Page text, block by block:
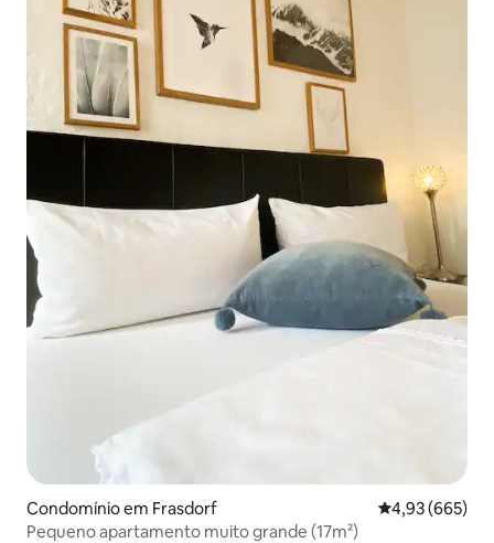
Condomínio em Frasdorf Classificação
4,93 (665)
Pequeno apartamento muito grande (17m²)